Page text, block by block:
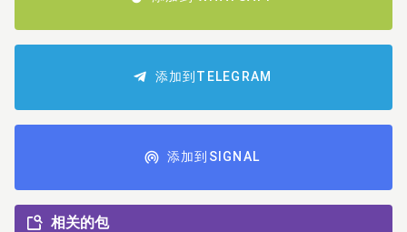
添加到TELEGRAM
添加到SIGNAL
相关的包